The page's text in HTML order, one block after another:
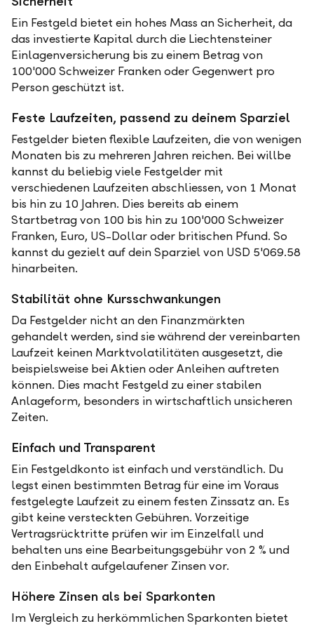
Ein Festgeld bietet ein hohes Mass an Sicherheit, da
das investierte Kapital durch die Liechtensteiner
Einlagenversicherung bis zu einem Betrag von
100'000 Schweizer Franken oder Gegenwert pro
Person geschützt ist.
Feste Laufzeiten, passend zu deinem Sparziel
Festgelder bieten flexible Laufzeiten, die von wenigen
Monaten bis zu mehreren Jahren reichen. Bei willbe
kannst du beliebig viele Festgelder mit
verschiedenen Laufzeiten abschliessen, von 1 Monat
bis hin zu 10 Jahren. Dies bereits ab einem
Startbetrag von 100 bis hin zu 100'000 Schweizer
Franken, Euro, US-Dollar oder britischen Pfund. So
kannst du gezielt auf dein Sparziel von USD 5'069.58
hinarbeiten.
Stabilität ohne Kursschwankungen
Da Festgelder nicht an den Finanzmärkten
gehandelt werden, sind sie während der vereinbarten
Laufzeit keinen Marktvolatilitäten ausgesetzt, die
beispielsweise bei Aktien oder Anleihen auftreten
können. Dies macht Festgeld zu einer stabilen
Anlageform, besonders in wirtschaftlich unsicheren
Zeiten.
Einfach und Transparent
Ein Festgeldkonto ist einfach und verständlich. Du
legst einen bestimmten Betrag für eine im Voraus
festgelegte Laufzeit zu einem festen Zinssatz an. Es
gibt keine versteckten Gebühren. Vorzeitige
Vertragsrücktritte prüfen wir im Einzelfall und
behalten uns eine Bearbeitungsgebühr von 2 % und
den Einbehalt aufgelaufener Zinsen vor.
Höhere Zinsen als bei Sparkonten
Im Vergleich zu herkömmlichen Sparkonten bietet